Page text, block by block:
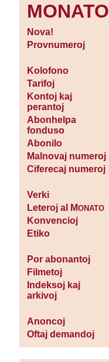
MONATO
Nova!
Provnumeroj
Kolofono
Tarifoj
Kontoj kaj
perantoj
Abonhelpa
fonduso
Abonilo
Malnovaj numeroj
Ciferecaj numeroj
Verki
Leteroj al MONATO
Konvencioj
Etiko
Por abonantoj
Filmetoj
Indeksoj kaj
arkivoj
Anoncoj
Oftaj demandoj